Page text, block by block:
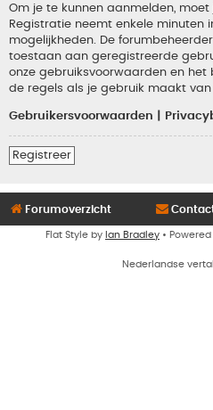
Om je te kunnen aanmelden, moet
Registratie neemt enkele minuten
mogelijkheden. De
toestaan aan geregistreerde
onze gebruiksvoorwaarden en het
de regels als je gebruik maakt van
Gebruikersvoorwaarden
Registreer
Forumoverzicht
Flat Style by Ian Bradley •
Nederlandse